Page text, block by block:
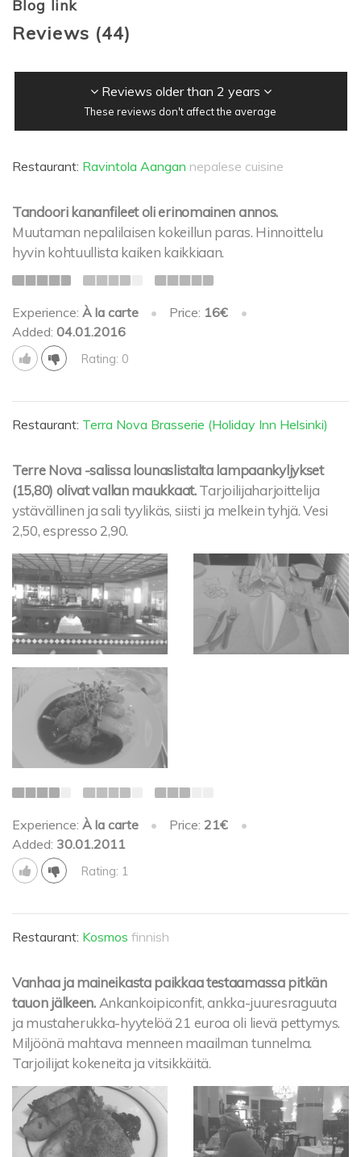
Blog link
Reviews (44)
Reviews older than 2 years
These reviews don't affect the average
Restaurant: Ravintola Aangan nepalese cuisine
Tandoori kananfileet oli erinomainen annos.
Muutaman nepalilaisen kokeillun paras. Hinnoittelu
hyvin kohtuullista kaiken kaikkiaan.
Experience: À la carte • Price: 16€
•
Added: 04.01.2016
Rating: 0
Restaurant: Terra Nova Brasserie (Holiday Inn Helsinki)
Terre Nova -salissa lounaslistalta lampaankyljykset
(15,80) olivat vallan maukkaat. Tarjoilijaharjoittelija
ystävällinen ja sali tyylikäs, siisti ja melkein tyhjä. Vesi
2,50, espresso 2,90.
Experience: À la carte • Price: 21€
•
Added: 30.01.2011
Rating: 1
Restaurant: Kosmos finnish
Vanhaa ja maineikasta paikkaa testaamassa pitkän
tauon jälkeen. Ankankoipiconfit, ankka-juuresraguuta
ja mustaherukka-hyytelöä 21 euroa oli lievä pettymys.
Miljöönä mahtava menneen maailman tunnelma.
Tarjoilijat kokeneita ja vitsikkäitä.